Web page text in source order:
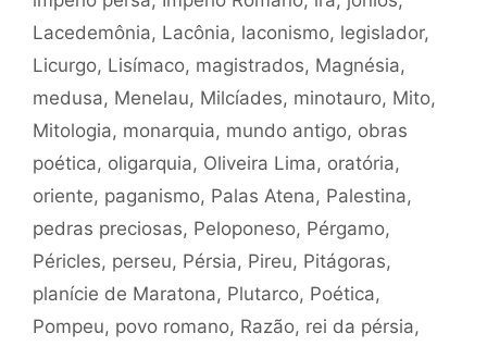
Lacedemônia, Lacônia, laconismo, legislador,
Licurgo, Lisímaco, magistrados, Magnésia,
medusa, Menelau, Milcíades, minotauro, Mito,
Mitologia, monarquia, mundo antigo, obras
poética, oligarquia, Oliveira Lima, oratória,
oriente, paganismo, Palas Atena, Palestina,
pedras preciosas, Peloponeso, Pérgamo,
Péricles, perseu, Pérsia, Pireu, Pitágoras,
planície de Maratona, Plutarco, Poética,
Pompeu, povo romano, Razão, rei da pérsia,